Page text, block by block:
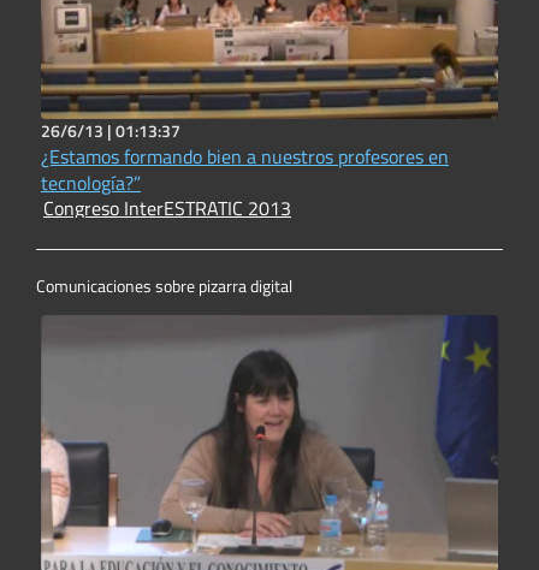
26/6/13 |01:13:37
¿Estamos formando bien a nuestros profesores en
tecnología?”
Congreso InterESTRATIC 2013
Comunicaciones sobre pizarra digital